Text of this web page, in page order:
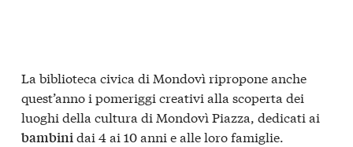
La biblioteca civica di Mondovì ripropone anche
quest’anno i pomeriggi creativi alla scoperta dei
luoghi della cultura di Mondovì Piazza, dedicati ai
bambinidai 4 ai 10 anni e alle loro famiglie.